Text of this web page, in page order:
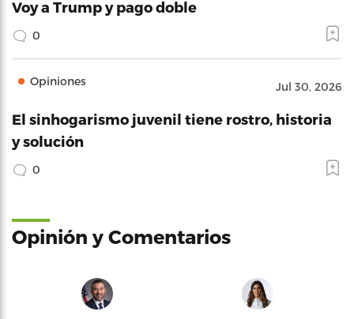
Voy a Trump y pago doble
0
Opiniones Jul 30, 2026
El sinhogarismo juvenil tiene rostro, historia
y solución
0
Opinión y Comentarios